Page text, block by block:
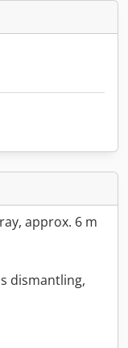
approx. 6 m
dismantling,